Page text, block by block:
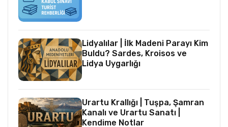
Lidyalılar | İlk Madeni Parayı Kim
Buldu? Sardes, Kroisos ve
Lidya Uygarlığı
Urartu Krallığı | Tuşpa, Şamran
Kanalı ve Urartu Sanatı |
Kendime Notlar